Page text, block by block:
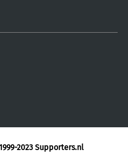
2023 Supporters.nl